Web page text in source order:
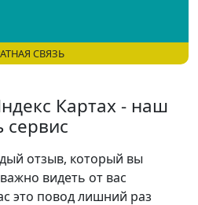
СВЯЗЬ
Картах - наш
сервис
отзыв, который вы
видеть от вас
это повод лишний раз